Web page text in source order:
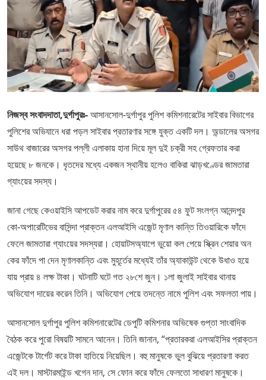
নিজস্ব সংবাদদাতা,দুর্গাপুরঃ-আসানসোল-দুর্গাপুর পুলিশ কমিশনারেটের সাইবার বিভাগের
পুলিশের অভিযানে ধরা পড়ল সাইবার প্রতারণার সঙ্গে যুক্ত একটি দল। অন্ডালের অসগর
সাউথ বাজারের অসগর পল্লী এলাকায় হানা দিয়ে মূল দুই চক্রী সহ গ্রেফতার করা
হয়েছে ৮ জনকে। ধৃতদের মধ্যে একজন স্থানীয় হলেও বাকিরা ঝাড়খণ্ডের জামতারা
গ্যাংয়ের সদস্য।
জানা গেছে কেওয়াইসি আপডেট করার নাম করে দুর্গাপুরের ৫৪ ফুট সংলগ্ন আনন্দপুর
কো-অপারেটিভের বাসিন্দা প্রাক্তন এলআইসি এজেন্ট মৃণাল কান্তি তিওয়ারিকে ফাঁদে
ফেলে জামতারা গ্যাংয়ের সদস্যরা। হোয়াটসঅ্যাপে ভুয়ো কল পেয়ে স্ক্রিন শেয়ার অন
কের ফাঁদে পা দেন মৃণালকান্তি এবং মুহূর্তের মধ্যেই তাঁর অ্যাকাউন্ট থেকে উধাও হয়ে
যায় প্রায় ৪ লক্ষ টাকা। ঘটনাটি ঘটে গত ২৮শে জুন। ১লা জুলাই সাইবার থানায়
অভিযোগ দায়ের করেন তিনি। অভিযোগ পেয়ে তদন্তে নামে পুলিশ এবং সফলতা পায়।
আসানসোল দুর্গাপুর পুলিশ কমিশনারেটের ডেপুটি কমিশনার অভিষেক গুপ্তা সাংবাদিক
বৈঠক করে পুরো বিষয়টি সামনে আনেন। তিনি জানান, “প্রতারকরা এলআইসির প্রাক্তন
এজেন্টকে টার্গেট করে টাকা হাতিয়ে নিয়েছিল। বহু মানুষকে ভুল বুঝিয়ে প্রতারণা করত
এই দল। মাস্টারমাইন্ড খগেন দান, সে ফোন করে ফাঁদে ফেলতো সাধারণ মানুষকে।